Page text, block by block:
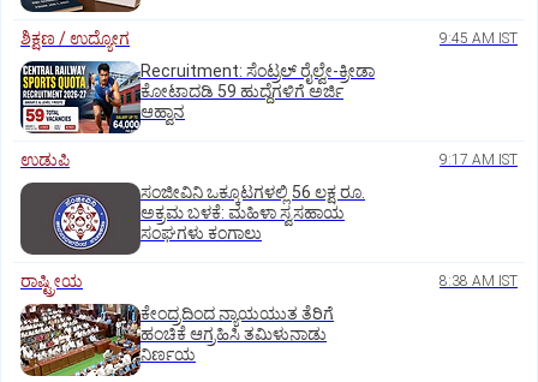
ಶಿಕ್ಷಣ / ಉದ್ಯೋಗ 9:45 AM IST
Recruitment: ಸೆಂಟ್ರಲ್‌ ರೈಲ್ವೇ-ಕ್ರೀಡಾ
ಕೋಟಾದಡಿ 59 ಹುದ್ದೆಗಳಿಗೆ ಅರ್ಜಿ
ಆಹ್ವಾನ
ಉಡುಪಿ 9:17 AM IST
ಸಂಜೀವಿನಿ ಒಕ್ಕೂಟಗಳಲ್ಲಿ 56 ಲಕ್ಷ ರೂ.
ಅಕ್ರಮ ಬಳಕೆ: ಮಹಿಳಾ ಸ್ವಸಹಾಯ
ಸಂಘಗಳು ಕಂಗಾಲು
ರಾಷ್ಟ್ರೀಯ 8:38 AM IST
ಕೇಂದ್ರದಿಂದ ನ್ಯಾಯಯುತ ತೆರಿಗೆ
ಹಂಚಿಕೆ ಆಗ್ರಹಿಸಿ ತಮಿಳುನಾಡು
ನಿರ್ಣಯ